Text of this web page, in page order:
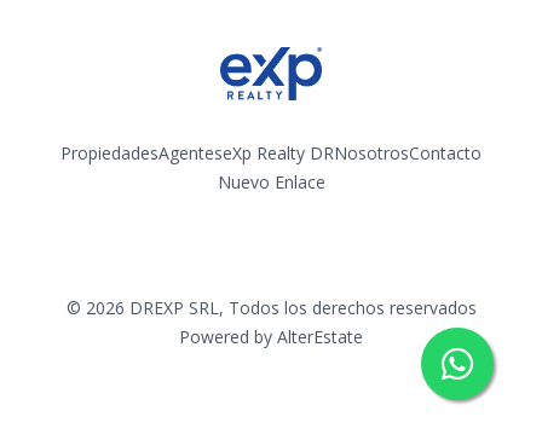
PropiedadesAgenteseXp Realty DRNosotrosContacto
Nuevo Enlace
© 2026 DREXP SRL, Todos los derechos reservados
Powered by AlterEstate